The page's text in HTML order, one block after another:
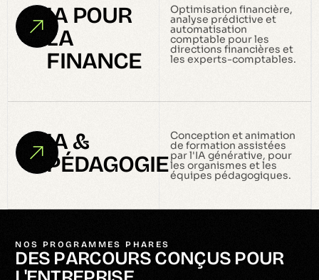
IA POUR
LA
FINANCE
Optimisation financière,
analyse prédictive et
automatisation
comptable pour les
directions financières et
les experts-comptables.
IA &
PÉDAGOGIE
Conception et animation
de formation assistées
par l'IA générative, pour
les organismes et les
équipes pédagogiques.
NOS PROGRAMMES PHARES
DES PARCOURSCONÇUS POUR